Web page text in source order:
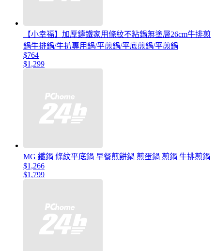
【小幸福】加厚鑄鐵家用條紋不粘鍋無塗層26cm牛排煎
鍋牛排鍋/牛扒專用鍋/平煎鍋/平底煎鍋/平煎鍋
$764
$1,299
MG 鐵鍋 條紋平底鍋 早餐煎餅鍋 煎蛋鍋 煎鍋 牛排煎鍋
$1,266
$1,799